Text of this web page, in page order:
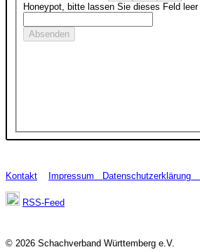
Honeypot, bitte lassen Sie dieses Feld leer
Kontakt Impressum Datenschutzerklärung
RSS-Feed
© 2026 Schachverband Württemberg e.V.